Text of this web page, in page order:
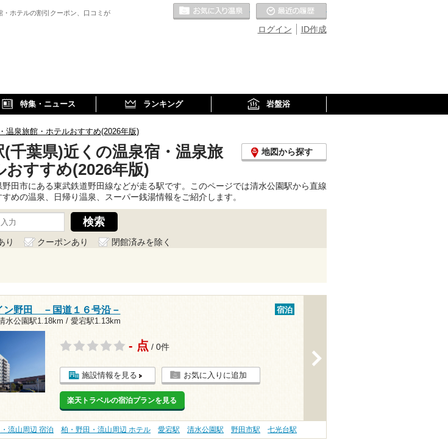
ホテルの割引クーポン、口コミが
ID作成
ログイン
お気に入りの温泉
特集・ニュース ランキング 岩盤浴
温泉旅館・ホテルおすすめ(2026年版)
(千葉県)近くの温泉宿・温泉旅
おすすめ(2026年版)
地図から探す
田市にある東武鉄道野田線などが走る駅です。このページでは清水公園駅から直線
めの温泉、日帰り温泉、スーパー銭湯情報をご紹介します。
り クーポンあり
閉館済みを除く
ン野田 －国道１６号沿－
水公園駅1.18km / 愛宕駅1.13km
宿泊
- 点 / 0件
施設情報を見る お気に入りに追加
楽天トラベルの宿泊プランを見る
流山周辺 宿泊 柏・野田・流山周辺 ホテル 愛宕駅 清水公園駅 野田市駅 七光台駅